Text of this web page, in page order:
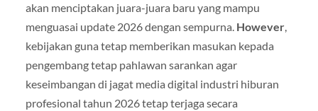
akan menciptakan juara-juara baru yang mampu
menguasai update 2026 dengan sempurna. However,
kebijakan guna tetap memberikan masukan kepada
pengembang tetap pahlawan sarankan agar
keseimbangan di jagat media digital industri hiburan
profesional tahun 2026 tetap terjaga secara